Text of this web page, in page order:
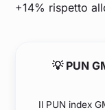
+14% rispetto
💡 PUN
Il PUN index